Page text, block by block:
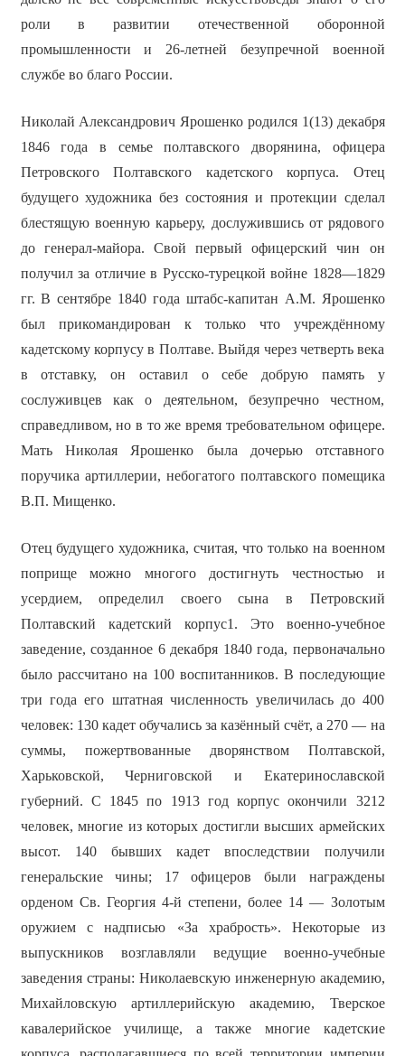
роли в развитии отечественной оборонной
промышленности и 26-летней безупречной военной
службе во благо России.
Николай Александрович Ярошенко родился 1(13) декабря
1846 года в семье полтавского дворянина, офицера
Петровского Полтавского кадетского корпуса. Отец
будущего художника без состояния и протекции сделал
блестящую военную карьеру, дослужившись от рядового
до генерал-майора. Свой первый офицерский чин он
получил за отличие в Русско-турецкой войне 1828—1829
гг. В сентябре 1840 года штабс-капитан А.М. Ярошенко
был прикомандирован к только что учреждённому
кадетскому корпусу в Полтаве. Выйдя через четверть века
в отставку, он оставил о себе добрую память у
сослуживцев как о деятельном, безупречно честном,
справедливом, но в то же время требовательном офицере.
Мать Николая Ярошенко была дочерью отставного
поручика артиллерии, небогатого полтавского помещика
В.П. Мищенко.
Отец будущего художника, считая, что только на военном
поприще можно многого достигнуть честностью и
усердием, определил своего сына в Петровский
Полтавский кадетский корпус1. Это военно-учебное
заведение, созданное 6 декабря 1840 года, первоначально
было рассчитано на 100 воспитанников. В последующие
три года его штатная численность увеличилась до 400
человек: 130 кадет обучались за казённый счёт, а 270 — на
суммы, пожертвованные дворянством Полтавской,
Харьковской, Черниговской и Екатеринославской
губерний. С 1845 по 1913 год корпус окончили 3212
человек, многие из которых достигли высших армейских
высот. 140 бывших кадет впоследствии получили
генеральские чины; 17 офицеров были награждены
орденом Св. Георгия 4-й степени, более 14 — Золотым
оружием с надписью «За храбрость». Некоторые из
выпускников возглавляли ведущие военно-учебные
заведения страны: Николаевскую инженерную академию,
Михайловскую артиллерийскую академию, Тверское
кавалерийское училище, а также многие кадетские